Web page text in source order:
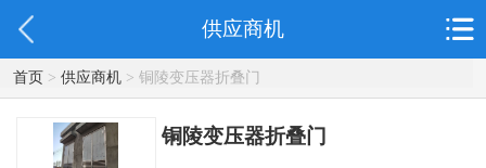
供应商机
首页> 供应商机> 铜陵变压器折叠门
铜陵变压器折叠门